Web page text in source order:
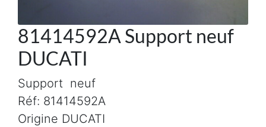
81414592A Support neuf
DUCATI
Support neuf
Réf: 81414592A
Origine DUCATI